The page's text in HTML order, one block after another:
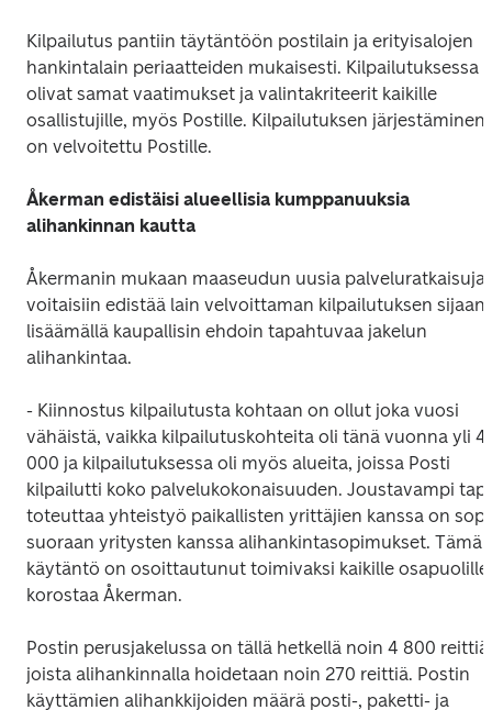
Kilpailutus pantiin täytäntöön postilain ja erityisalojen
hankintalain periaatteiden mukaisesti. Kilpailutuksessa
olivat samat vaatimukset ja valintakriteerit kaikille
osallistujille, myös Postille. Kilpailutuksen järjestäminen
on velvoitettu Postille.
Åkerman edistäisi alueellisia kumppanuuksia
alihankinnan kautta
Åkermanin mukaan maaseudun uusia palveluratkaisuja
voitaisiin edistää lain velvoittaman kilpailutuksen sijaan
lisäämällä kaupallisin ehdoin tapahtuvaa jakelun
alihankintaa.
- Kiinnostus kilpailutusta kohtaan on ollut joka vuosi
vähäistä, vaikka kilpailutuskohteita oli tänä vuonna yli 4
000 ja kilpailutuksessa oli myös alueita, joissa Posti
kilpailutti koko palvelukokonaisuuden. Joustavampi
toteuttaa yhteistyö paikallisten yrittäjien kanssa on
suoraan yritysten kanssa alihankintasopimukset. Tämä
käytäntö on osoittautunut toimivaksi kaikille osapuolille,
korostaa Åkerman.
Postin perusjakelussa on tällä hetkellä noin 4 800 reittiä,
joista alihankinnalla hoidetaan noin 270 reittiä. Postin
käyttämien alihankkijoiden määrä posti-, paketti- ja